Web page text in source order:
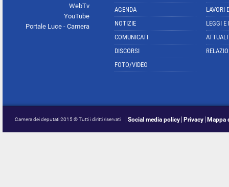
WebTv
YouTube
Portale Luce - Camera
AGENDA
NOTIZIE
COMUNICATI
DISCORSI
FOTO/VIDEO
LAVORI
LEGGI E
Camera dei deputati 2015 © Tutti i diritti riservati Social media policy Privacy Mappa